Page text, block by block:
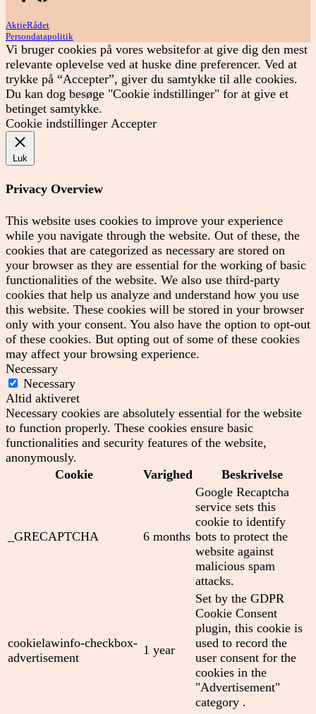
AktieRådet
Persondatapolitik
Vi bruger cookies på vores websitefor at give dig den mest
relevante oplevelse ved at huske dine preferencer. Ved at
trykke på “Accepter”, giver du samtykke til alle cookies.
Du kan dog besøge "Cookie indstillinger" for at give et
betinget samtykke.
Cookie indstillinger Accepter
Luk
Privacy Overview
This website uses cookies to improve your experience
while you navigate through the website. Out of these, the
cookies that are categorized as necessary are stored on
your browser as they are essential for the working of basic
functionalities of the website. We also use third-party
cookies that help us analyze and understand how you use
this website. These cookies will be stored in your browser
only with your consent. You also have the option to opt-out
of these cookies. But opting out of some of these cookies
may affect your browsing experience.
Necessary
Necessary
Altid aktiveret
Necessary cookies are absolutely essential for the website
to function properly. These cookies ensure basic
functionalities and security features of the website,
anonymously.
Cookie
Varighed Beskrivelse
_GRECAPTCHA 6 months
Google Recaptcha
service sets this
cookie to identify
bots to protect the
website against
malicious spam
attacks.
cookielawinfo-checkbox-
advertisement
1 year
Set by the GDPR
Cookie Consent
plugin, this cookie is
used to record the
user consent for the
cookies in the
"Advertisement"
category .